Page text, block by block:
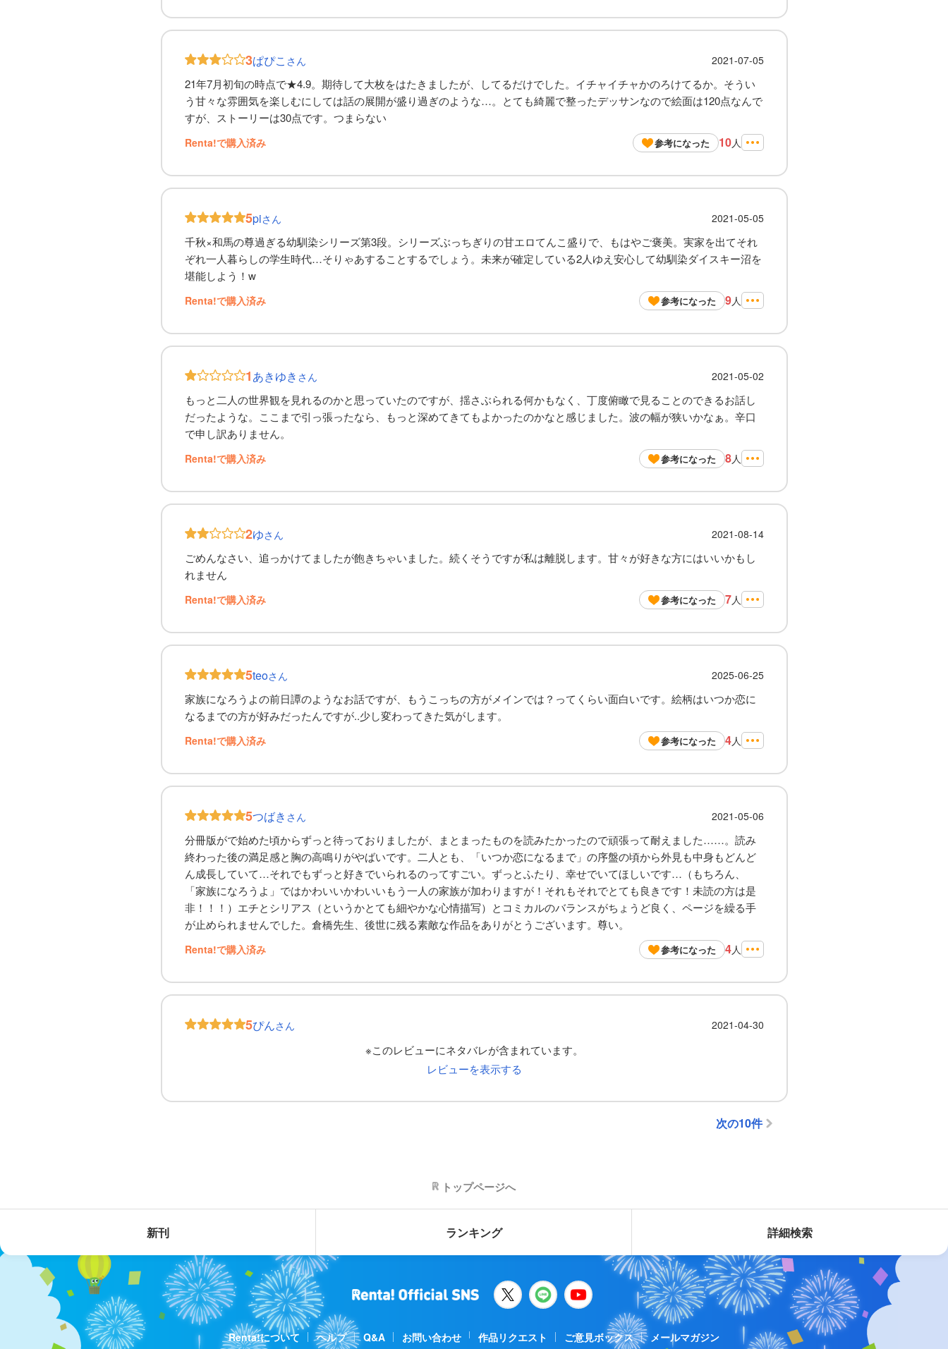
3ぱぴこ さん 2021-07-05
21年7月初旬の時点で★4.9。期待して大枚をはたきましたが、してるだけでした。イチャイチャかのろけてるか。そうい
う甘々な雰囲気を楽しむにしては話の展開が盛り過ぎのような…。とても綺麗で整ったデッサンなので絵面は120点なんで
すが、ストーリーは30点です。つまらない
Renta!で購入済み 参考になった 10人
5piさん 2021-05-05
千秋×和馬の尊過ぎる幼馴染シリーズ第3段。シリーズぶっちぎりの甘エロてんこ盛りで、もはやご褒美。実家を出てそれ
ぞれ一人暮らしの学生時代…そりゃあすることするでしょう。未来が確定している2人ゆえ安心して幼馴染ダイスキー沼を
堪能しよう！w
Renta!で購入済み 参考になった 9人
1あきゆき さん 2021-05-02
もっと二人の世界観を見れるのかと思っていたのですが、揺さぶられる何かもなく、丁度俯瞰で見ることのできるお話し
だったような。ここまで引っ張ったなら、もっと深めてきてもよかったのかなと感じました。波の幅が狭いかなぁ。辛口
で申し訳ありません。
Renta!で購入済み 参考になった 8人
2ゆさん 2021-08-14
ごめんなさい、追っかけてましたが飽きちゃいました。続くそうですが私は離脱します。甘々が好きな方にはいいかもし
れません
Renta!で購入済み 参考になった 7人
5teoさん 2025-06-25
家族になろうよの前日譚のようなお話ですが、もうこっちの方がメインでは？ってくらい面白いです。絵柄はいつか恋に
なるまでの方が好みだったんですが..少し変わってきた気がします。
Renta!で購入済み 参考になった 4人
5つばき さん 2021-05-06
分冊版がで始めた頃からずっと待っておりましたが、まとまったものを読みたかったので頑張って耐えました……。読み
終わった後の満足感と胸の高鳴りがやばいです。二人とも、「いつか恋になるまで」の序盤の頃から外見も中身もどんど
ん成長していて…それでもずっと好きでいられるのってすごい。ずっとふたり、幸せでいてほしいです…（もちろん、
「家族になろうよ」ではかわいいかわいいもう一人の家族が加わりますが！それもそれでとても良きです！未読の方は是
非！！！）エチとシリアス（というかとても細やかな心情描写）とコミカルのバランスがちょうど良く、ページを繰る手
が止められませんでした。倉橋先生、後世に残る素敵な作品をありがとうございます。尊い。
Renta!で購入済み 参考になった 4人
5ぴんさん 2021-04-30
※このレビューにネタバレが含まれています。
レビューを表示する
次の10件
トップページへ
新刊 ランキング 詳細検索
Renta!について ヘルプ Q&A お問い合わせ 作品リクエスト ご意見ボックス メールマガジン